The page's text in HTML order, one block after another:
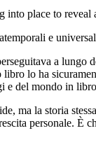
place to
e
a
lo ha
e del mondo in
ma la storia
personale.